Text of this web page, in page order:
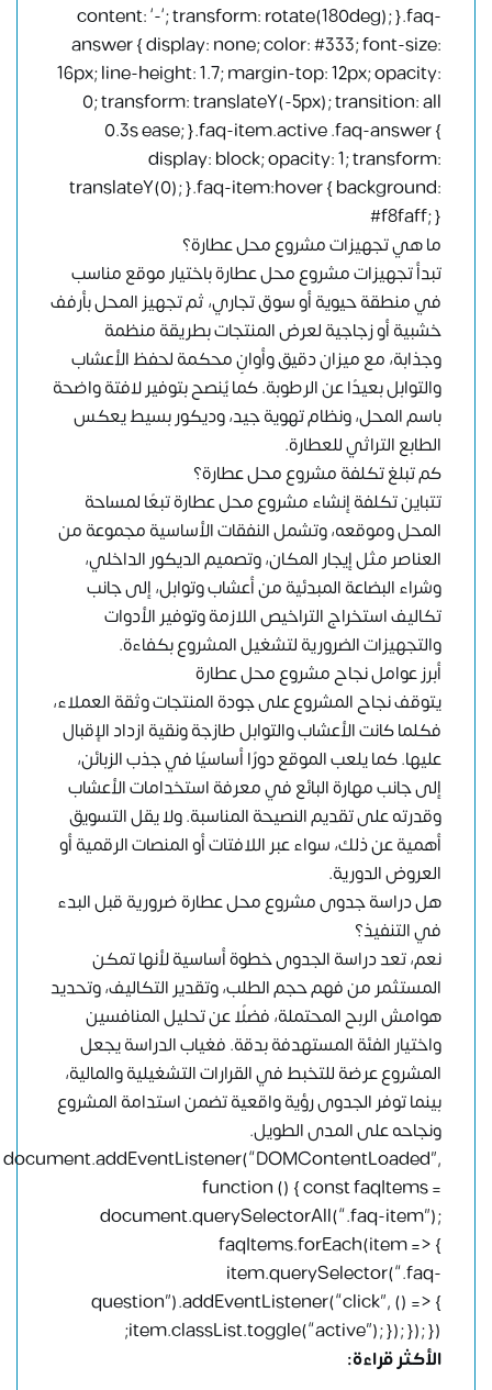
content: ‘-‘; transform: rotate(180deg); }.faq-
answer { display: none; color: #333; font-size:
16px; line-height: 1.7; margin-top: 12px; opacity:
0; transform: translateY(-5px); transition: all
0.3s ease; }.faq-item.active .faq-answer {
display: block; opacity: 1; transform:
translateY(0); }.faq-item:hover { background:
#f8faff; }
ما هي تجهيزات مشروع محل عطارة؟
تبدأ تجهيزات مشروع محل عطارة باختيار موقع مناسب
في منطقة حيوية أو سوق تجاري، ثم تجهيز المحل بأرفف
خشبية أو زجاجية لعرض المنتجات بطريقة منظمة
وجذابة، مع ميزان دقيق وأوانٍ محكمة لحفظ الأعشاب
والتوابل بعيدًا عن الرطوبة. كما يُنصح بتوفير لافتة واضحة
باسم المحل، ونظام تهوية جيد، وديكور بسيط يعكس
الطابع التراثي للعطارة.
كم تبلغ تكلفة مشروع محل عطارة؟
تتباين تكلفة إنشاء مشروع محل عطارة تبعًا لمساحة
المحل وموقعه، وتشمل النفقات الأساسية مجموعة من
العناصر مثل إيجار المكان، وتصميم الديكور الداخلي،
وشراء البضاعة المبدئية من أعشاب وتوابل، إلى جانب
تكاليف استخراج التراخيص اللازمة وتوفير الأدوات
والتجهيزات الضرورية لتشغيل المشروع بكفاءة.
أبرز عوامل نجاح مشروع محل عطارة
يتوقف نجاح المشروع على جودة المنتجات وثقة العملاء،
فكلما كانت الأعشاب والتوابل طازجة ونقية ازداد الإقبال
عليها. كما يلعب الموقع دورًا أساسيًا في جذب الزبائن،
إلى جانب مهارة البائع في معرفة استخدامات الأعشاب
وقدرته على تقديم النصيحة المناسبة. ولا يقل التسويق
أهمية عن ذلك، سواء عبر اللافتات أو المنصات الرقمية أو
العروض الدورية.
هل دراسة جدوى مشروع محل عطارة ضرورية قبل البدء
في التنفيذ؟
نعم، تعد دراسة الجدوى خطوة أساسية لأنها تمكن
المستثمر من فهم حجم الطلب، وتقدير التكاليف، وتحديد
هوامش الربح المحتملة، فضلًا عن تحليل المنافسين
واختيار الفئة المستهدفة بدقة. فغياب الدراسة يجعل
المشروع عرضة للتخبط في القرارات التشغيلية والمالية،
بينما توفر الجدوى رؤية واقعية تضمن استدامة المشروع
ونجاحه على المدى الطويل.
document.addEventListener(“DOMContentLoaded”,
function () { const faqItems =
document.querySelectorAll(“.faq-item”);
faqItems.forEach(item => {
item.querySelector(“.faq-
question”).addEventListener(“click”, () => {
item.classList.toggle(“active”); }); }); });
الأكثر قراءة: